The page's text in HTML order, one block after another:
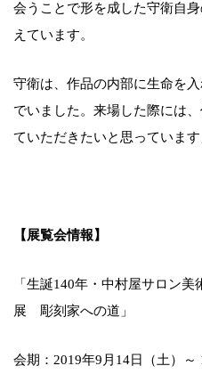
会うことで形を成した守衛自
えています。
守衛は、作品の内部に生命を
でいました。来場した際には
ていただきたいと思っています
【展覧会情報】
「生誕140年・中村屋サロン
展 彫刻家への道」
会期：2019年9月14日（土）～